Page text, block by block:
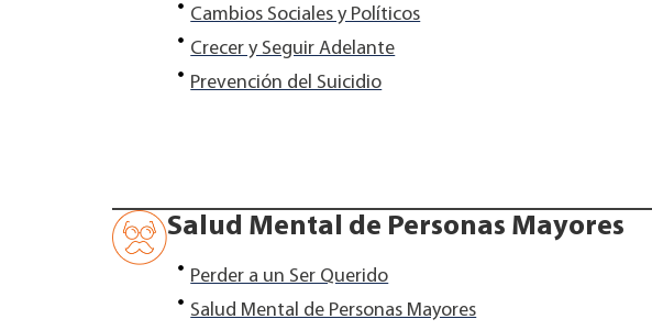
Cambios Sociales y Políticos
Crecer y Seguir Adelante
Prevención del Suicidio
Salud Mental de Personas Mayores
Perder a un Ser Querido
Salud Mental de Personas Mayores